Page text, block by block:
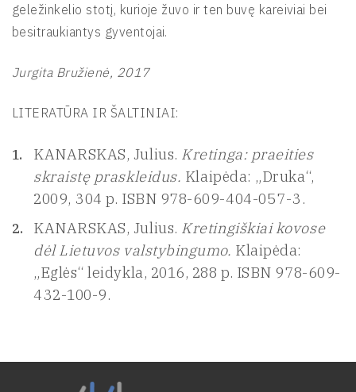
geležinkelio stotį, kurioje žuvo ir ten buvę kareiviai bei
besitraukiantys gyventojai.
Jurgita Bružienė, 2017
LITERATŪRA IR ŠALTINIAI:
KANARSKAS, Julius. Kretinga: praeities
skraistę praskleidus. Klaipėda: „Druka“,
2009, 304 p. ISBN 978-609-404-057-3.
KANARSKAS, Julius. Kretingiškiai kovose
dėl Lietuvos valstybingumo. Klaipėda:
„Eglės“ leidykla, 2016, 288 p. ISBN 978-609-
432-100-9.